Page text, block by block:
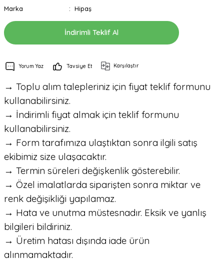
Marka
Hipaş
İndirimli Teklif Al
Yorum Yaz Tavsiye Et Karşılaştır
→ Toplu alım talepleriniz için fiyat teklif formunu
kullanabilirsiniz.
→ İndirimli fiyat almak için teklif formunu
kullanabilirsiniz.
→ Form tarafımıza ulaştıktan sonra ilgili satış
ekibimiz size ulaşacaktır.
→ Termin süreleri değişkenlik gösterebilir.
→ Özel imalatlarda siparişten sonra miktar ve
renk değişikliği yapılamaz.
→ Hata ve unutma müstesnadır. Eksik ve yanlış
bilgileri bildiriniz.
→ Üretim hatası dışında iade ürün
alınmamaktadır.